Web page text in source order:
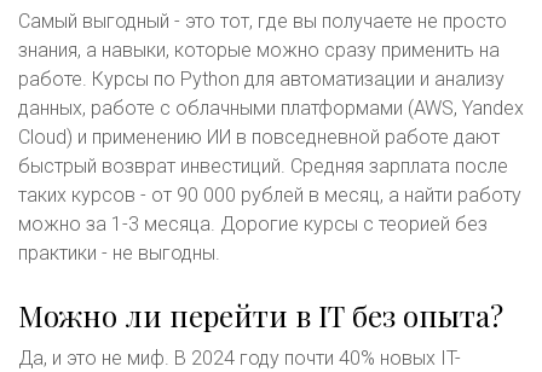
Самый выгодный - это тот, где вы получаете не просто
знания, а навыки, которые можно сразу применить на
работе. Курсы по Python для автоматизации и анализу
данных, работе с облачными платформами (AWS, Yandex
Cloud) и применению ИИ в повседневной работе дают
быстрый возврат инвестиций. Средняя зарплата после
таких курсов - от 90 000 рублей в месяц, а найти работу
можно за 1-3 месяца. Дорогие курсы с теорией без
практики - не выгодны.
Можно ли перейти в IT без опыта?
Да, и это не миф. В 2024 году почти 40% новых IT-